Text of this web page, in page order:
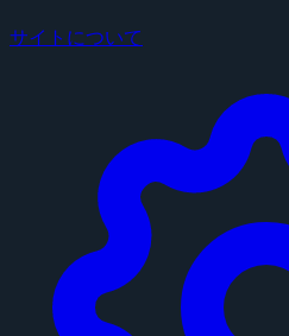
サイトについて